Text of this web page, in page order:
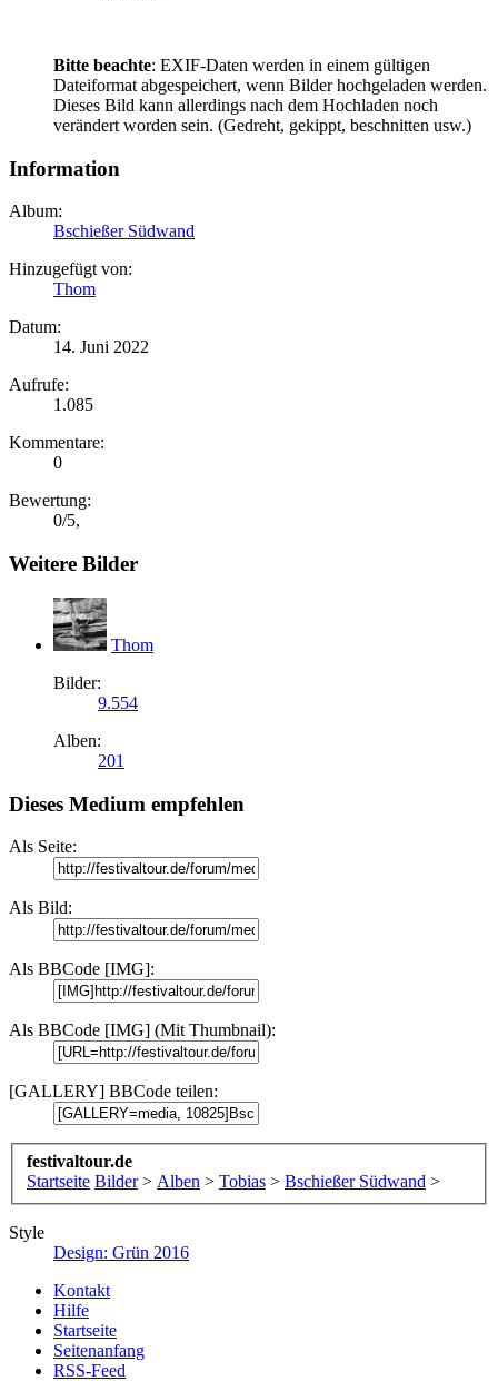
Bitte beachte: EXIF-Daten werden in einem gültigen
Dateiformat abgespeichert, wenn Bilder hochgeladen werden.
Dieses Bild kann allerdings nach dem Hochladen noch
verändert worden sein. (Gedreht, gekippt, beschnitten usw.)
Information
Album:
Bschießer Südwand
Hinzugefügt von:
Thom
Datum:
14. Juni 2022
Aufrufe:
1.085
Kommentare:
0
Bewertung:
0/5,
Weitere Bilder
Thom
Bilder:
9.554
Alben:
201
Dieses Medium empfehlen
Als Seite:
Als Bild:
Als BBCode [IMG]:
Als BBCode [IMG] (Mit Thumbnail):
[GALLERY] BBCode teilen:
festivaltour.de
Startseite Bilder > Alben > Tobias > Bschießer Südwand >
Style
Design: Grün 2016
Kontakt
Hilfe
Startseite
Seitenanfang
RSS-Feed